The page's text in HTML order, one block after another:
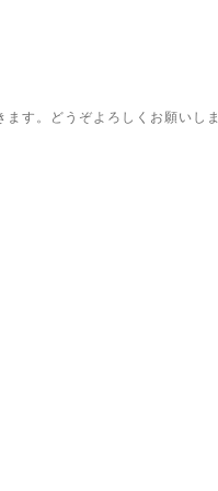
す。どうぞよろしくお願いしま